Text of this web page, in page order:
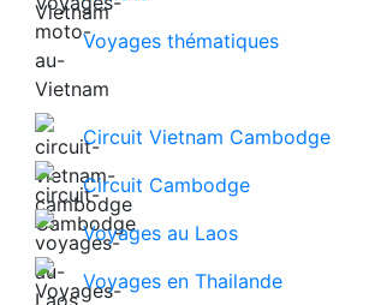
Voyages thématiques
Circuit Vietnam Cambodge
Circuit Cambodge
Voyages au Laos
Voyages en Thailande